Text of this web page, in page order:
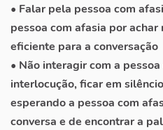
• Falar pela pessoa com
pessoa com afasia por
eficiente para a conversação
• Não interagir com a
interlocução, ficar em
esperando a pessoa com
conversa e de encontrar a